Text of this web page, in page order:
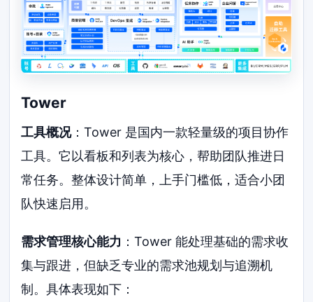
Tower
工具概况：Tower 是国内一款轻量级的项目协作
工具。它以看板和列表为核心，帮助团队推进日
常任务。整体设计简单，上手门槛低，适合小团
队快速启用。
需求管理核心能力 ：Tower 能处理基础的需求收
集与跟进，但缺乏专业的需求池规划与追溯机
制。具体表现如下：